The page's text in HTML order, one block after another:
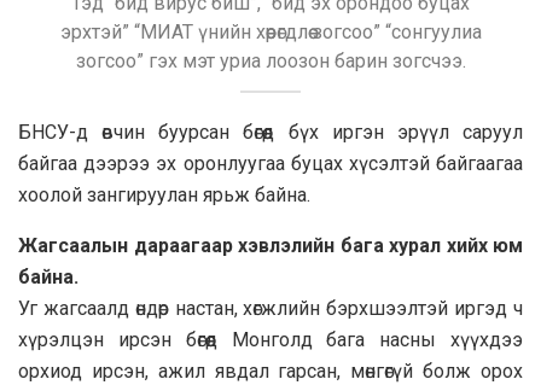
эрхтэй” “МИАТ үнийн хөөрөгдлөө зогсоо” “сонгуулиа
зогсоо” гэх мэт уриа лоозон барин зогсчээ.
БНСУ-д өвчин буурсан бөгөөд бүх иргэн эрүүл саруул
байгаа дээрээ эх оронлуугаа буцах хүсэлтэй байгаагаа
хоолой зангируулан ярьж байна.
Жагсаалын дараагаар хэвлэлийн бага хурал хийх юм
байна.
Уг жагсаалд өндөр настан, хөгжлийн бэрхшээлтэй иргэд ч
хүрэлцэн ирсэн бөгөөд Монголд бага насны хүүхдээ
орхиод ирсэн, ажил явдал гарсан, мөнгөгүй болж орох